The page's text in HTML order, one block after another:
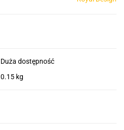
Duża dostępność
0.15 kg